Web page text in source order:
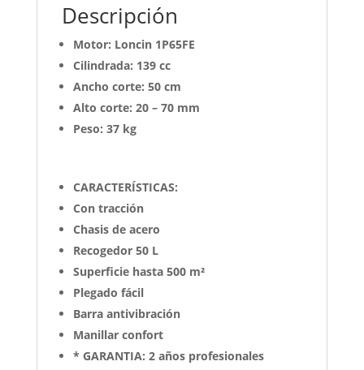
Descripción
Motor: Loncin 1P65FE
Cilindrada: 139 cc
Ancho corte: 50 cm
Alto corte: 20 – 70 mm
Peso: 37 kg
CARACTERÍSTICAS:
Con tracción
Chasis de acero
Recogedor 50 L
Superficie hasta 500 m²
Plegado fácil
Barra antivibración
Manillar confort
* GARANTIA: 2 años profesionales